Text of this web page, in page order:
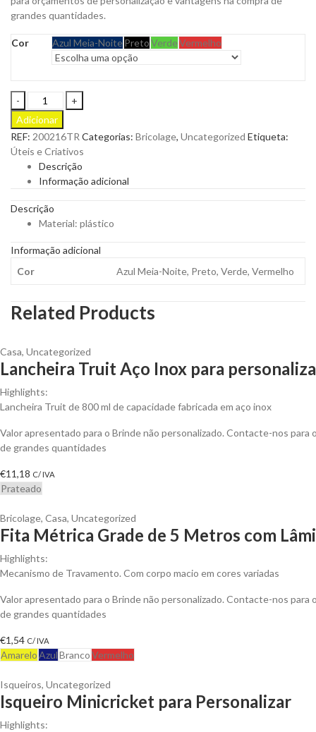
grandes quantidades.
Cor Azul Meia-NoitePretoVerdeVermelho
Ato
em
Plástico
X-
Cut
para
quantity
Adicionar
REF: 200216TR Categorias: Bricolage, Uncategorized Etiqueta:
Úteis e Criativos
Descrição
Informação adicional
Descrição
Material: plástico
Informação adicional
Cor
Azul Meia-Noite, Preto, Verde, Vermelho
Related Products
Casa, Uncategorized
Lancheira Truit Aço Inox para
Highlights:
Lancheira Truit de 800 ml de capacidade fabricada em aço inox
Valor apresentado para o Brinde não personalizado. Contacte-nos
de grandes quantidades
€11,18 C/ IVA
Prateado
Bricolage, Casa, Uncategorized
Fita Métrica Grade de 5 Metros com
Highlights:
Mecanismo de Travamento. Com corpo macio em cores variadas
Valor apresentado para o Brinde não personalizado. Contacte-nos
de grandes quantidades
€1,54 C/ IVA
AmareloAzulBrancoVermelho
Isqueiros, Uncategorized
Isqueiro Minicricket para Personalizar
Highlights: